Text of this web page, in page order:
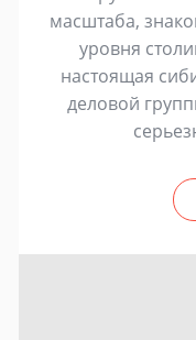
масштаба,
уровня
настоящая
деловой